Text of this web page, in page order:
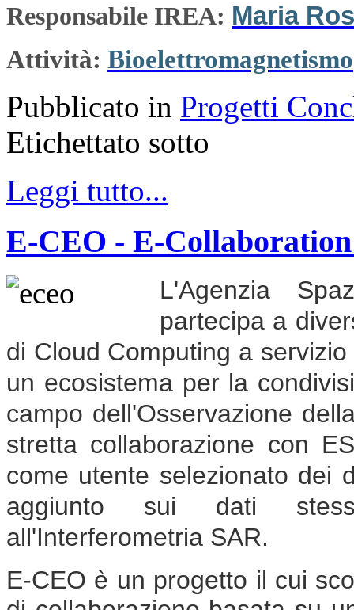
Responsabile IREA: Maria
Attività: Bioelettromagnetismo
Pubblicato in Progetti
Etichettato sotto
Leggi tutto...
E-CEO - E-
L'Agenzia
partecipa a
di Cloud Computing a
un ecosistema per la
campo dell'Osservazione
stretta collaborazione con
come utente selezionato dei
aggiunto sui dati
all'Interferometria SAR.
E-CEO è un progetto il cui